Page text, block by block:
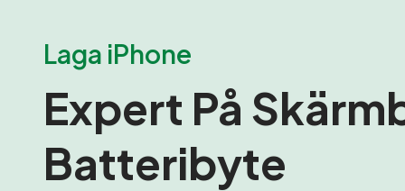
Laga iPhone
Expert På
Batteribyte